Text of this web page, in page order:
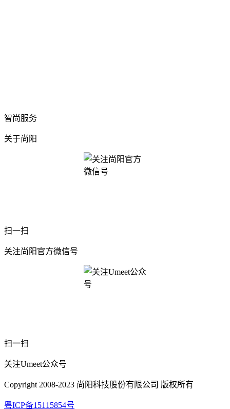
智尚服务
关于尚阳
扫一扫
关注尚阳官方微信号
扫一扫
关注Umeet公众号
Copyright 2008-2023 尚阳科技股份有限公司 版权所有
粤ICP备15115854号